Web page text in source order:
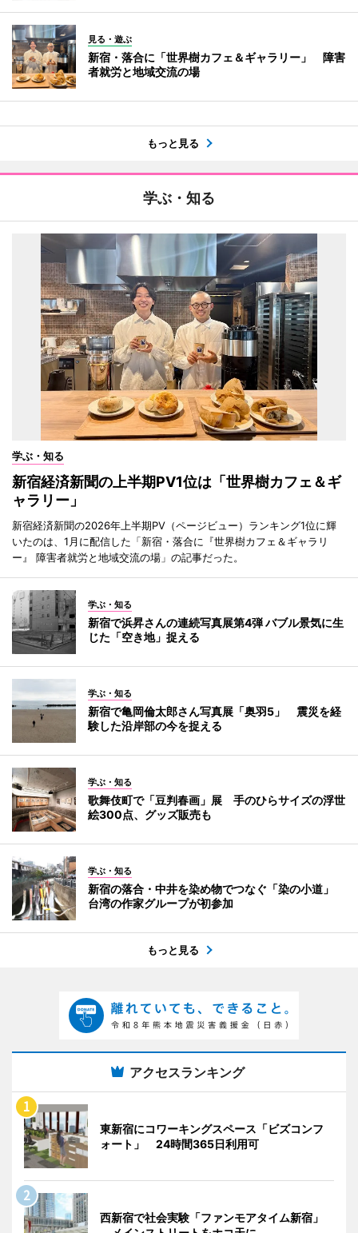
見る・遊ぶ
新宿・落合に「世界樹カフェ＆ギャラリー」 障害
者就労と地域交流の場
もっと見る
学ぶ・知る
学ぶ・知る
新宿経済新聞の上半期PV1位は「世界樹カフェ＆ギ
ャラリー」
新宿経済新聞の2026年上半期PV（ページビュー）ランキング1位に輝
いたのは、1月に配信した「新宿・落合に『世界樹カフェ＆ギャラリ
ー』 障害者就労と地域交流の場」の記事だった。
学ぶ・知る
新宿で浜昇さんの連続写真展第4弾 バブル景気に生
じた「空き地」捉える
学ぶ・知る
新宿で亀岡倫太郎さん写真展「奥羽5」 震災を経
験した沿岸部の今を捉える
学ぶ・知る
歌舞伎町で「豆判春画」展 手のひらサイズの浮世
絵300点、グッズ販売も
学ぶ・知る
新宿の落合・中井を染め物でつなぐ「染の小道」
台湾の作家グループが初参加
もっと見る
アクセスランキング
東新宿にコワーキングスペース「ビズコンフ
ォート」 24時間365日利用可
西新宿で社会実験「ファンモアタイム新宿」